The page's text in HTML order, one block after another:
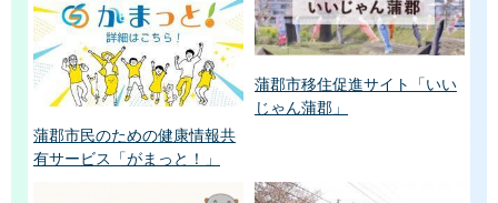
蒲郡市民のための健康情報共
有サービス「がまっと！」
蒲郡市移住促進サイト「いい
じゃん蒲郡」